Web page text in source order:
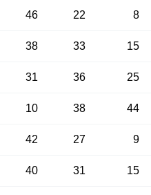
46 22 8
38 33 15
31 36 25
10 38 44
42 27 9
40 31 15